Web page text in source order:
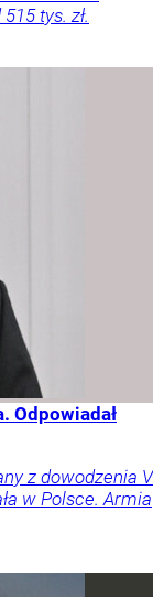
tys. zł.
Odpowiadał
z dowodzenia V
w Polsce. Armia